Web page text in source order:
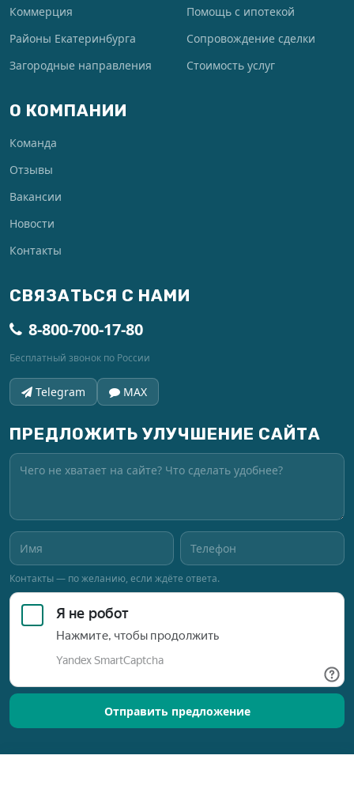
Коммерция
Районы Екатеринбурга
Загородные направления
Помощь с ипотекой
Сопровождение сделки
Стоимость услуг
О КОМПАНИИ
Команда
Отзывы
Вакансии
Новости
Контакты
СВЯЗАТЬСЯ С НАМИ
8-800-700-17-80
Бесплатный звонок по России
Telegram MAX
ПРЕДЛОЖИТЬ УЛУЧШЕНИЕ САЙТА
Контакты — по желанию, если ждёте ответа.
Отправить предложение